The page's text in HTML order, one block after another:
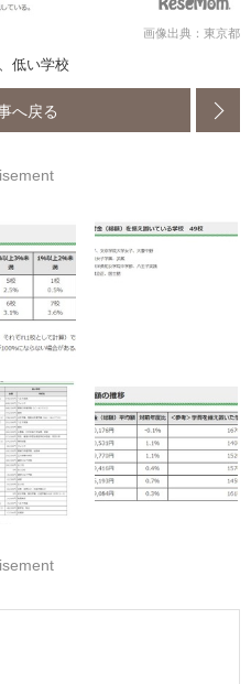
画像出典：東京都
低い学校
へ戻る